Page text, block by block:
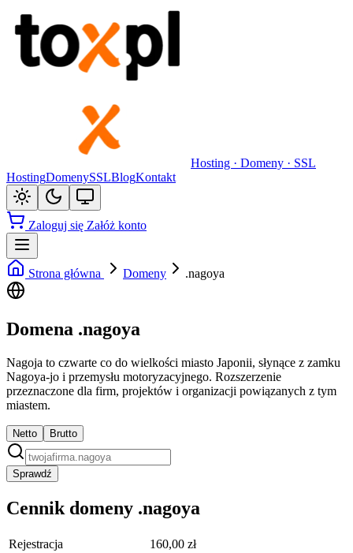
Hosting · Domeny · SSL
HostingDomenySSLBlogKontakt
Zaloguj się Załóż konto
Strona główna Domeny .nagoya
Domena .nagoya
Nagoja to czwarte co do wielkości miasto Japonii, słynące z zamku
Nagoya-jo i przemysłu motoryzacyjnego. Rozszerzenie
przeznaczone dla firm, projektów i organizacji powiązanych z tym
miastem.
Netto Brutto
Sprawdź
Cennik domeny .nagoya
Rejestracja
160,00 zł